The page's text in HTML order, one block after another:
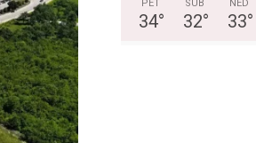
PET
34°
SUB
32°
NED
33°